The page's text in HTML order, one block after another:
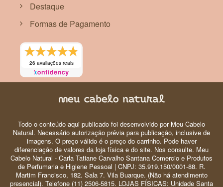
Destaque
Formas de Pagamento
26 avaliações reais
Todo o conteúdo aqui publicado foi desenvolvido por Meu Cabelo
Natural. Necessário autorização prévia para publicação, inclusive de
imagens. O preço válido é o preço do carrinho. Pode haver
diferenciação de valores da loja física e do site. Nos consulte. Meu
Cabelo Natural - Carla Tatiane Carvalho Santana Comercio e Produtos
de Perfumaria e Higiene Pessoal | CNPJ: 35.919.150/0001-88. R.
Martim Francisco, 182. Sala 7. Vila Buarque. (Não há atendimento
presencial). Telefone (11) 2506-5815. LOJAS FÍSICAS: Unidade Santa